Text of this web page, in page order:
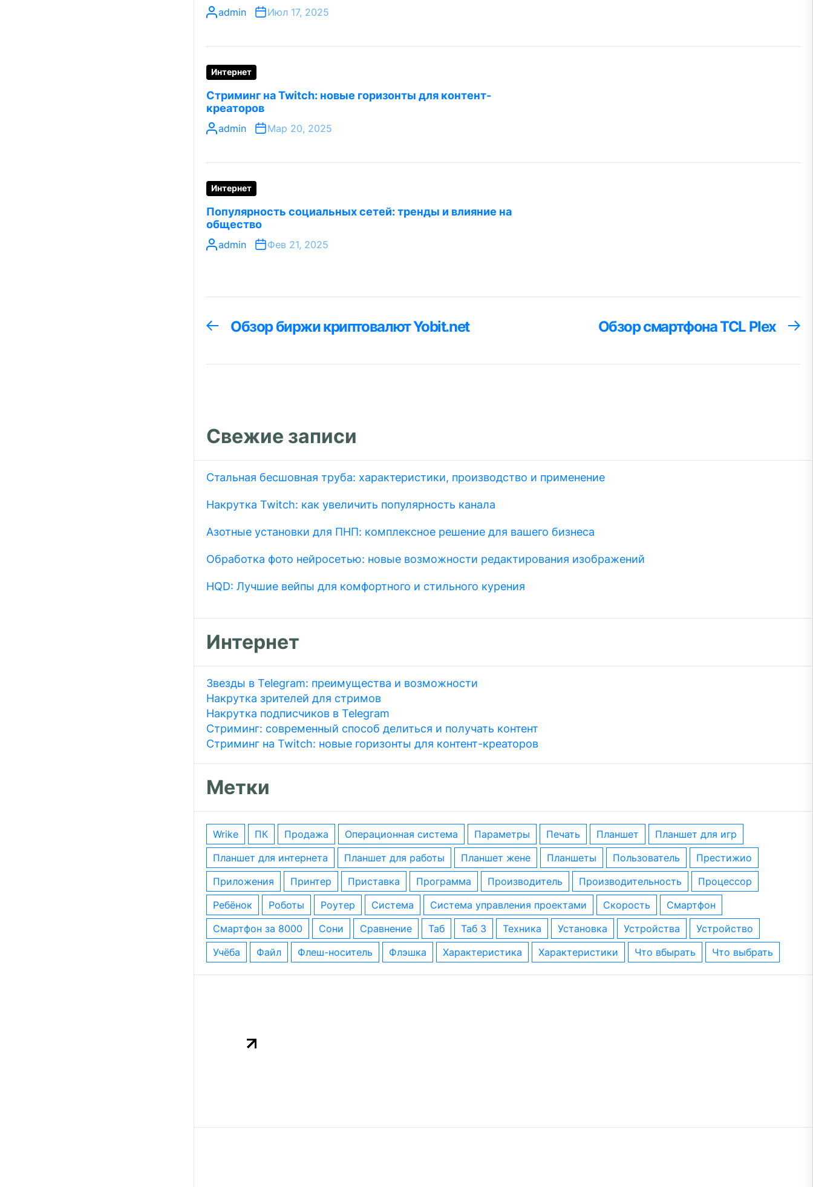
admin Июл 17, 2025
Интернет
Стриминг на Twitch: новые горизонты для контент-
креаторов
admin Мар 20, 2025
Интернет
Популярность социальных сетей: тренды и влияние на
общество
admin Фев 21, 2025
Навигация
записям
Предыдущая
Обзор биржи криптовалют Yobit.net Обзор смартфона TCL Plex
Свежие записи
Стальная бесшовная труба: характеристики, производство и применение
Накрутка Twitch: как увеличить популярность канала
Азотные установки для ПНП: комплексное решение для вашего бизнеса
Обработка фото нейросетью: новые возможности редактирования изображений
HQD: Лучшие вейпы для комфортного и стильного курения
Интернет
Звезды в Telegram: преимущества и возможности
Накрутка зрителей для стримов
Накрутка подписчиков в Telegram
Стриминг: современный способ делиться и получать контент
Стриминг на Twitch: новые горизонты для контент-креаторов
Метки
wrike ПК Продажа операционная система параметры печать планшет
планшет для игр
планшет для интернета
планшет для работы планшет жене планшеты пользователь
престижио
приложения
принтер приставка программа производитель производительность
процессор
ребёнок
роботы роутер система система управления проектами скорость
смартфон
смартфон за 8000
сони сравнение таб таб 3 техника установка устройства
устройство
учёба
файл флеш-носитель флэшка характеристика характеристики что вбырать что выбрать